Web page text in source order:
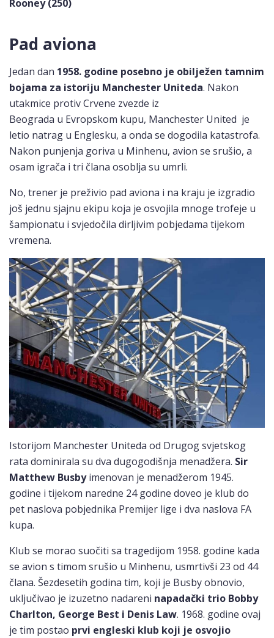
Rooney(250)
Pad aviona
Jedan dan 1958. godine posebno je obilježen tamnim
bojama za istoriju Manchester Uniteda. Nakon
utakmice protiv Crvene zvezde iz
Beograda u Evropskom kupu, Manchester United je
letio natrag u Englesku, a onda se dogodila katastrofa.
Nakon punjenja goriva u Minhenu, avion se srušio, a
osam igrača i tri člana osoblja su umrli.
No, trener je preživio pad aviona i na kraju je izgradio
još jednu sjajnu ekipu koja je osvojila mnoge trofeje u
šampionatu i svjedočila dirljivim pobjedama tijekom
vremena.
Istorijom Manchester Uniteda od Drugog svjetskog
rata dominirala su dva dugogodišnja menadžera. Sir
Matthew Busbyimenovan je menadžerom 1945.
godine i tijekom naredne 24 godine doveo je klub do
pet naslova pobjednika Premijer lige i dva naslova FA
kupa.
Klub se morao suočiti sa tragedijom 1958. godine kada
se avion s timom srušio u Minhenu, usmrtivši 23 od 44
člana. Šezdesetih godina tim, koji je Busby obnovio,
uključivao je izuzetno nadareni napadački trio Bobby
Charlton, George Best i Denis Law. 1968. godine ovaj
je tim postao prvi engleski klub koji je osvojio